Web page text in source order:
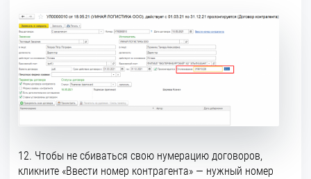
12. Чтобы не сбиваться свою нумерацию договоров,
кликните «Ввести номер контрагента» — нужный номер